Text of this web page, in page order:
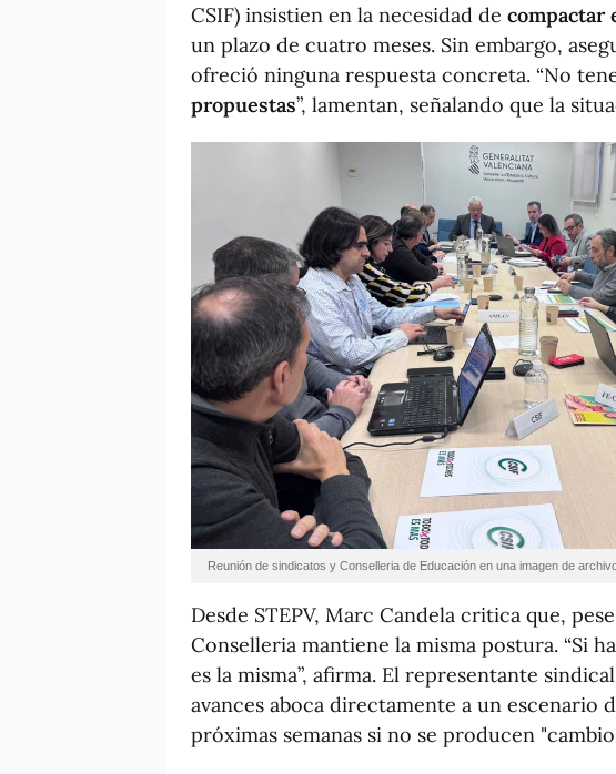
CSIF) insistien en la necesidad de compactar
un plazo de cuatro meses. Sin embargo,
ofreció ninguna respuesta concreta. “No
propuestas”, lamentan, señalando que la
Reunión de sindicatos y Conselleria de Educación en una imagen de
Desde STEPV, Marc Candela critica que,
Conselleria mantiene la misma postura. “Si
es la misma”, afirma. El representante
avances aboca directamente a un escenario
próximas semanas si no se producen